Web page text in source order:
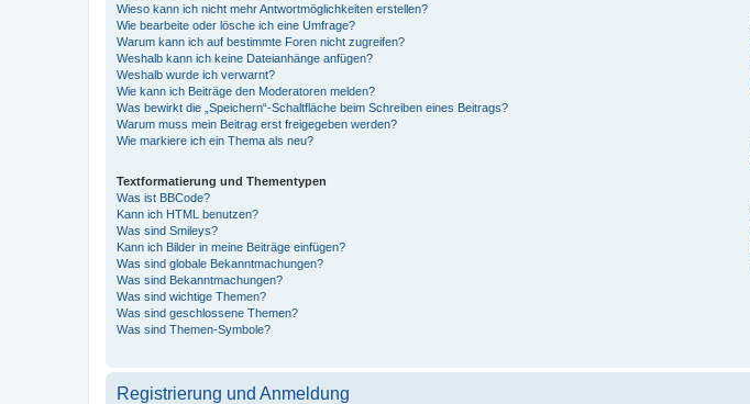
Wieso kann ich nicht mehr Antwortmöglichkeiten erstellen?
Wie bearbeite oder lösche ich eine Umfrage?
Warum kann ich auf bestimmte Foren nicht zugreifen?
Weshalb kann ich keine Dateianhänge anfügen?
Weshalb wurde ich verwarnt?
Wie kann ich Beiträge den Moderatoren melden?
Was bewirkt die „Speichern“-Schaltfläche beim Schreiben eines Beitrags?
Warum muss mein Beitrag erst freigegeben werden?
Wie markiere ich ein Thema als neu?
Textformatierung und Thementypen
Was ist BBCode?
Kann ich HTML benutzen?
Was sind Smileys?
Kann ich Bilder in meine Beiträge einfügen?
Was sind globale Bekanntmachungen?
Was sind Bekanntmachungen?
Was sind wichtige Themen?
Was sind geschlossene Themen?
Was sind Themen-Symbole?
Registrierung und Anmeldung